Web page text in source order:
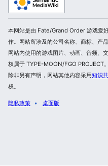
本网站是由 Fate/Grand Order 游戏爱
作。网站所涉及的公司名称、商标、产
网站内使用的游戏图片、动画、音频、
权属于 TYPE-MOON/FGO PROJECT。
除非另有声明，网站其他内容采用知识
权。
隐私政策 桌面版